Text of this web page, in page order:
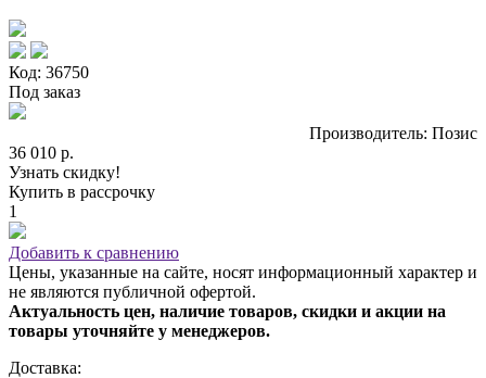
Код: 36750
Под заказ
Производитель: Позис
36 010 р.
Узнать скидку!
Купить в рассрочку
1
Добавить к сравнению
Цены, указанные на сайте, носят информационный характер и
не являются публичной офертой.
Актуальность цен, наличие товаров, скидки и акции на
товары уточняйте у менеджеров.
Доставка: